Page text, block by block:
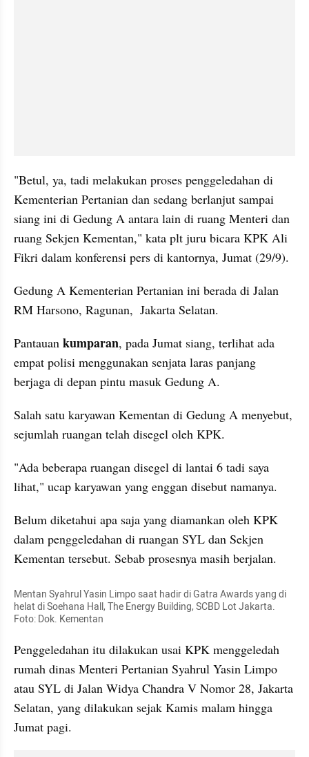
"Betul, ya, tadi melakukan proses penggeledahan di
Kementerian Pertanian dan sedang berlanjut sampai
siang ini di Gedung A antara lain di ruang Menteri dan
ruang Sekjen Kementan," kata plt juru bicara KPK Ali
Fikri dalam konferensi pers di kantornya, Jumat (29/9).
Gedung A Kementerian Pertanian ini berada di Jalan
RM Harsono, Ragunan,  Jakarta Selatan.
Pantauan kumparan, pada Jumat siang, terlihat ada
empat polisi menggunakan senjata laras panjang
berjaga di depan pintu masuk Gedung A.
Salah satu karyawan Kementan di Gedung A menyebut,
sejumlah ruangan telah disegel oleh KPK.
"Ada beberapa ruangan disegel di lantai 6 tadi saya
lihat," ucap karyawan yang enggan disebut namanya.
Belum diketahui apa saja yang diamankan oleh KPK
dalam penggeledahan di ruangan SYL dan Sekjen
Kementan tersebut. Sebab prosesnya masih berjalan.
Mentan Syahrul Yasin Limpo saat hadir di Gatra Awards yang di
helat di Soehana Hall, The Energy Building, SCBD Lot Jakarta.
Foto: Dok. Kementan
Penggeledahan itu dilakukan usai KPK menggeledah
rumah dinas Menteri Pertanian Syahrul Yasin Limpo
atau SYL di Jalan Widya Chandra V Nomor 28, Jakarta
Selatan, yang dilakukan sejak Kamis malam hingga
Jumat pagi.